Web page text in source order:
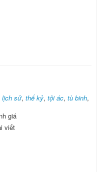
lịch sử, thế kỷ, tội ác, tù binh,
giá
viết